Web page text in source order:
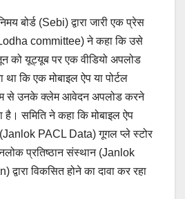
बोर्ड (Sebi) द्वारा जारी एक प्रेस
committee) ने कहा कि उसे
को यूट्यूब पर एक वीडियो अपलोड
था कि एक मोबाइल ऐप या पोर्टल
से उनके क्लेम आवेदन अपलोड करने
समिति ने कहा कि मोबाइल ऐप
PACL Data) गूगल प्ले स्टोर
प्रतिष्ठान संस्थान (Janlok
विकसित होने का दावा कर रहा